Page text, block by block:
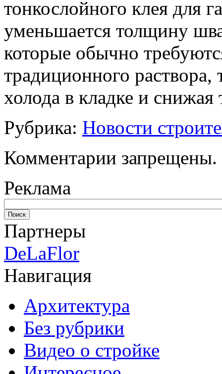
тонкослойного клея для
уменьшается толщину
которые обычно
традиционного
холода в кладке и
Рубрика: Новости
Комментарии запрещены.
Реклама
Партнеры
DeLaFlor
Навигация
Архитектура
Без рубрики
Видео о стройке